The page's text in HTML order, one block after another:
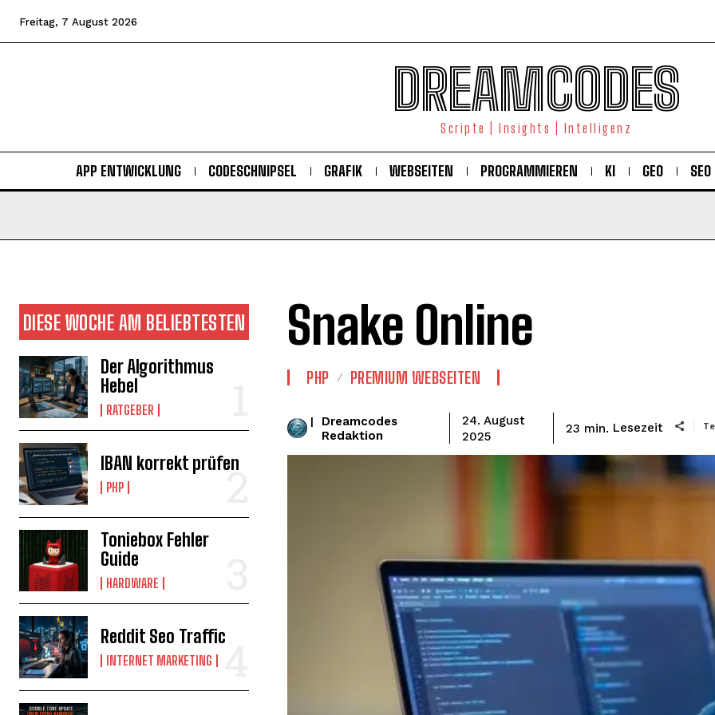
Freitag, 7 August 2026
DREAMCODES
Scripte | Insights | Intelligenz
APP ENTWICKLUNG CODESCHNIPSEL GRAFIK WEBSEITEN PROGRAMMIEREN KI GEO SEO
DIESE WOCHE AM BELIEBTESTEN
Der Algorithmus
Hebel
RATGEBER
IBAN korrekt prüfen
PHP
Toniebox Fehler
Guide
HARDWARE
Reddit Seo Traffic
INTERNET MARKETING
Snake Online
PHP PREMIUM WEBSEITEN
|
Dreamcodes
Redaktion
24. August
2025
23 min. Lesezeit